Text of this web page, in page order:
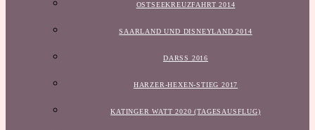
OSTSEEKREUZFAHRT 2014
SAARLAND UND DISNEYLAND 2014
DARSS 2016
HARZER-HEXEN-STIEG 2017
KATINGER WATT 2020 (TAGESAUSFLUG)